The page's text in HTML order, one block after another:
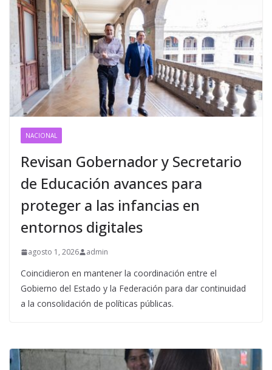
NACIONAL
Revisan Gobernador y Secretario
de Educación avances para
proteger a las infancias en
entornos digitales
agosto 1, 2026 admin
Coincidieron en mantener la coordinación entre el
Gobierno del Estado y la Federación para dar continuidad
a la consolidación de políticas públicas.